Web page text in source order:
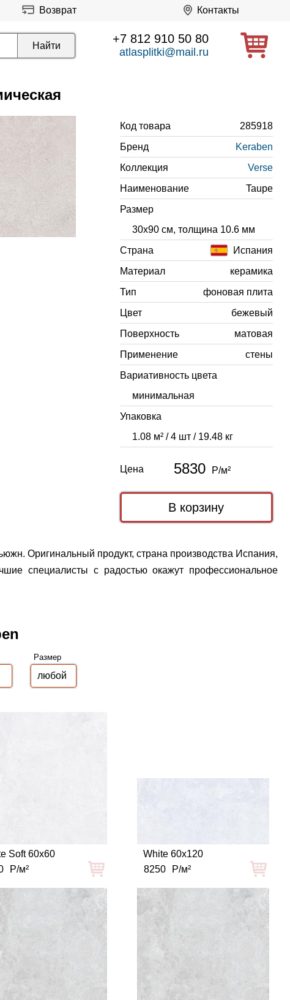
Возврат Контакты
+7 812 910 50 80
atlasplitki@mail.ru
Код товара
285918
Бренд
Keraben
Коллекция
Verse
Наименование
Taupe
Размер
30x90 см, толщина 10.6 мм
Страна
Испания
Материал
керамика
Тип
фоновая плита
Цвет
бежевый
Поверхность
матовая
Применение
стены
Вариативность цвета
минимальная
Упаковка
1.08 м² / 4 шт / 19.48 кг
Цена 5830 Р/м²
Оригинальный продукт, страна производства Испания,
специалисты с радостью окажут профессиональное
Размер
Soft 60x60
Р/м²
White 60x120
8250
Р/м²